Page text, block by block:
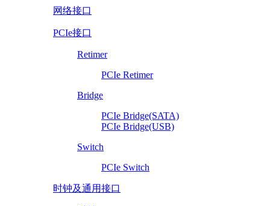
网络接口
PCIe接口
Retimer
PCIe Retimer
Bridge
PCIe Bridge(SATA)
PCIe Bridge(USB)
Switch
PCIe Switch
时钟及通用接口